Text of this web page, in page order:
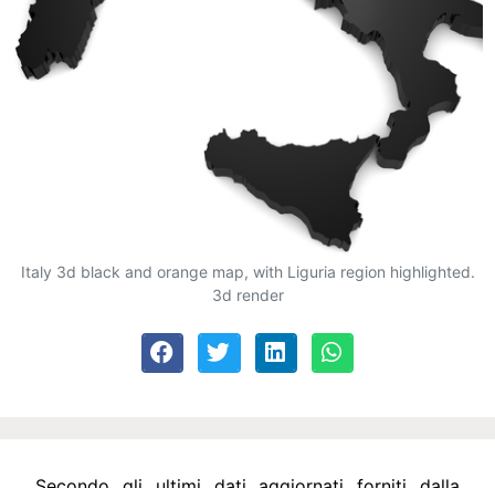
Italy 3d black and orange map, with Liguria region highlighted.
3d render